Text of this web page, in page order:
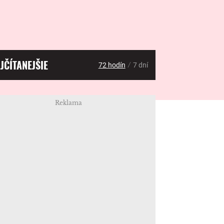
72 hodín / 7 dní
Reklama